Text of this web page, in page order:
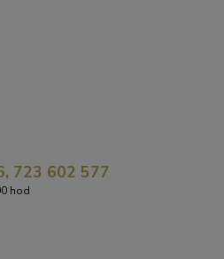
723 602 577
hod